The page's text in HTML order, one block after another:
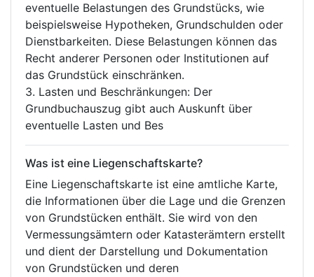
eventuelle Belastungen des Grundstücks, wie
beispielsweise Hypotheken, Grundschulden oder
Dienstbarkeiten. Diese Belastungen können das
Recht anderer Personen oder Institutionen auf
das Grundstück einschränken.
3. Lasten und Beschränkungen: Der
Grundbuchauszug gibt auch Auskunft über
eventuelle Lasten und Bes
Was ist eine Liegenschaftskarte?
Eine Liegenschaftskarte ist eine amtliche Karte,
die Informationen über die Lage und die Grenzen
von Grundstücken enthält. Sie wird von den
Vermessungsämtern oder Katasterämtern erstellt
und dient der Darstellung und Dokumentation
von Grundstücken und deren